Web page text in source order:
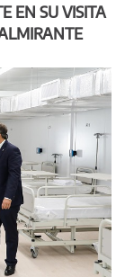
EN SU VISITA